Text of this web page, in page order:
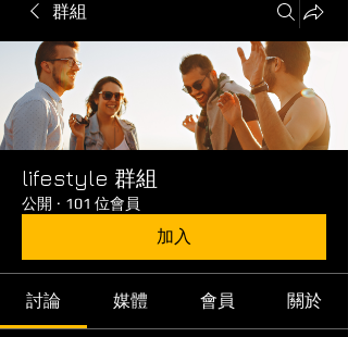
群組
lifestyle 群組
公開 · 101 位會員
加入
討論 媒體 會員 關於